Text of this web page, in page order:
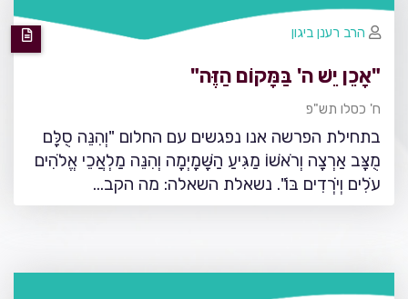
"אָכֵן יֵשׁ ה' בַּמָּקוֹם הַזֶּה"
ח' כסלו תש"פ
בתחילת הפרשה אנו נפגשים עם החלום "וְהִנֵּה סֻלָּם
מֻצָּב אַרְצָה וְרֹאשׁוֹ מַגִּיעַ הַשָּׁמָיְמָה וְהִנֵּה מַלְאֲכֵי אֱלֹהִים
עֹלִים וְיֹרְדִים בּוֹ". נשאלת השאלה: מה הקב…
הרב רענן ביגון